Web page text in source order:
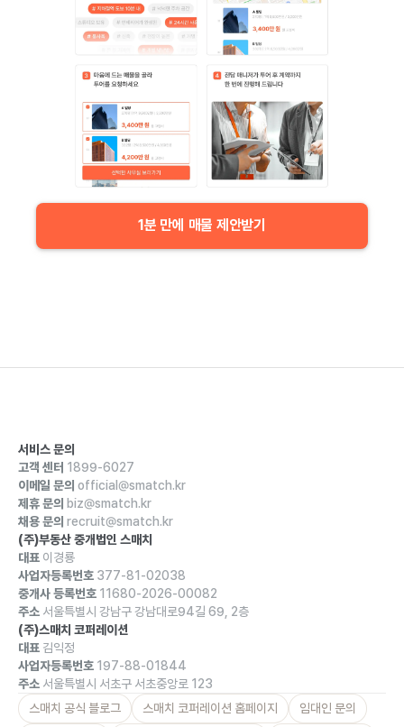
1분 만에 매물 제안받기
서비스 문의
고객 센터 1899-6027
이메일 문의 official@smatch.kr
제휴 문의 biz@smatch.kr
채용 문의 recruit@smatch.kr
(주)부동산 중개법인 스매치
대표 이경룡
사업자등록번호 377-81-02038
중개사 등록번호 11680-2026-00082
주소 서울특별시 강남구 강남대로94길 69, 2층
(주)스매치 코퍼레이션
대표 김익정
사업자등록번호 197-88-01844
주소 서울특별시 서초구 서초중앙로 123
스매치 공식 블로그
스매치 코퍼레이션 홈페이지 임대인 문의